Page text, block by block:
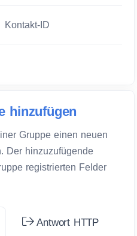
Kontakt-ID
hinzufügen
Gruppe einen neuen
Der hinzuzufügende
registrierten Felder
Antwort HTTP